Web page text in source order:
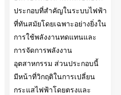
ประกอบที่สำคัญในระบบไฟฟ้า
ที่ทันสมัยโดยเฉพาะอย่างยิ่งใน
การใช้พลังงานทดแทนและ
การจัดการพลังงาน
อุตสาหกรรม ส่วนประกอบนี้
มีหน้าที่วิกฤติในการเปลี่ยน
กระแสไฟฟ้าโดยตรงและ